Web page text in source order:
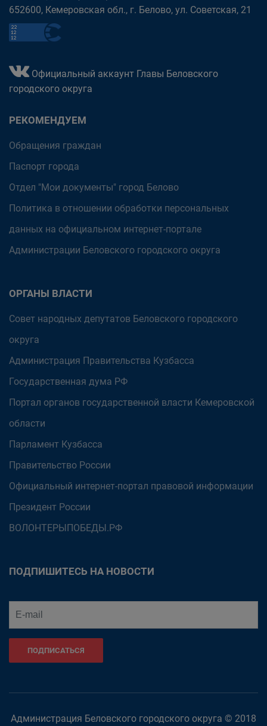
652600, Кемеровская обл., г. Белово, ул. Советская, 21
Официальный аккаунт Главы Беловского
городского округа
РЕКОМЕНДУЕМ
Обращения граждан
Паспорт города
Отдел "Мои документы" город Белово
Политика в отношении обработки персональных
данных на официальном интернет-портале
Администрации Беловского городского округа
ОРГАНЫ ВЛАСТИ
Совет народных депутатов Беловского городского
округа
Администрация Правительства Кузбасса
Государственная дума РФ
Портал органов государственной власти Кемеровской
области
Парламент Кузбасса
Правительство России
Официальный интернет-портал правовой информации
Президент России
ВОЛОНТЕРЫПОБЕДЫ.РФ
ПОДПИШИТЕСЬ НА НОВОСТИ
ПОДПИСАТЬСЯ
Администрация Беловского городского округа © 2018